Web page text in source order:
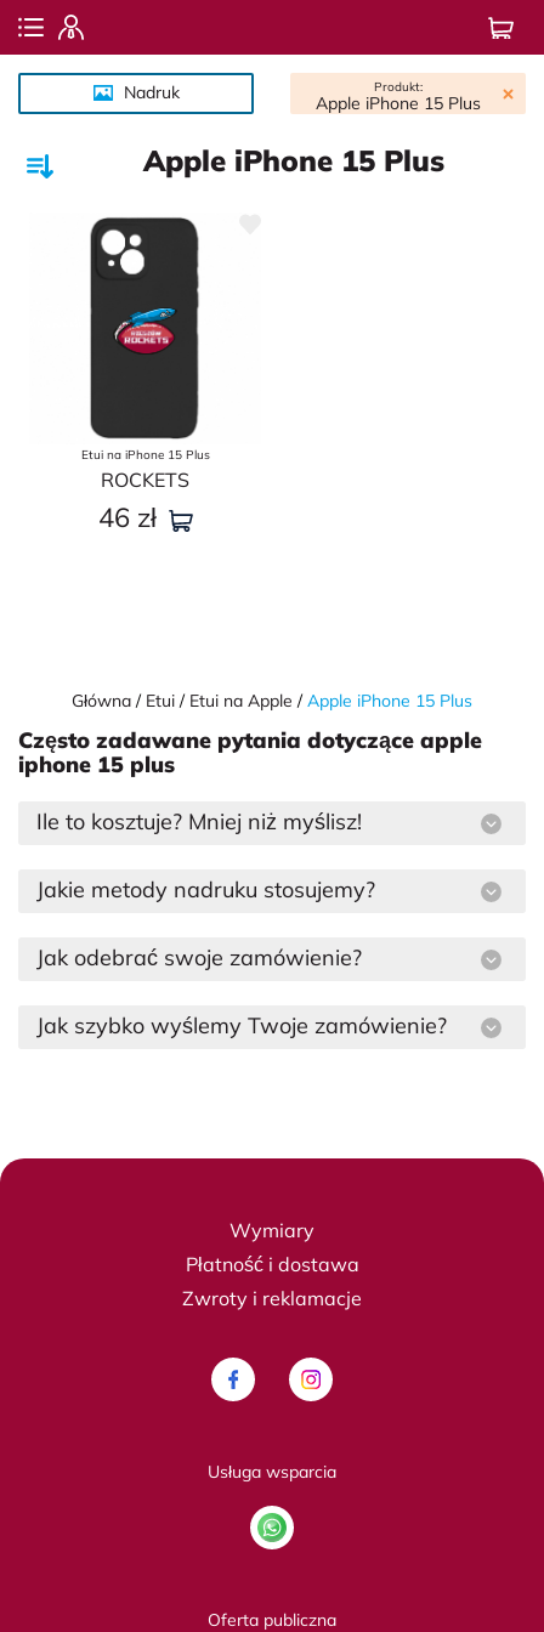
Nadruk Produkt:
Apple iPhone 15 Plus
Apple iPhone 15 Plus
Etui na iPhone 15 Plus
ROСKETS
46 zł
Główna Etui Etui na Apple Apple iPhone 15 Plus
Często zadawane pytania dotyczące apple
iphone 15 plus
Ile to kosztuje? Mniej niż myślisz!
Jakie metody nadruku stosujemy?
Jak odebrać swoje zamówienie?
Jak szybko wyślemy Twoje zamówienie?
Wymiary
Płatność i dostawa
Zwroty i reklamacje
Usługa wsparcia
Oferta publiczna